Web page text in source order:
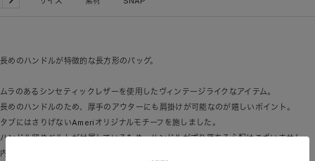
次
長めのハンドルが特徴的な長方形のバッグ。
ムラのあるシンセティックレザーを使用したヴィンテージライクなアイテム。
長めのハンドルのため、厚手のアウターにも肩掛けが可能なのが嬉しいポイント。
タブにはさりげないAmeriオリジナルモチーフを施しました。
ハンドル留めベルトが付属しているため、ハンドルがずり落ちる心配はございません。
内ポケットもついていて実用性も◎